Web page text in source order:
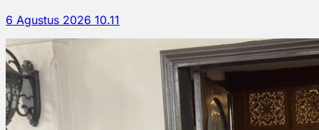
6 Agustus 2026 10.11